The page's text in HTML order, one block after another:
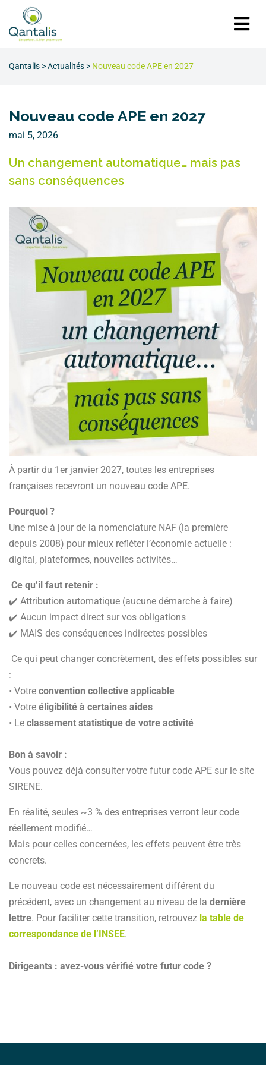
Qantalis >Actualités > Nouveau code APE en 2027
Nouveau code APE en 2027
mai 5, 2026
Un changement automatique… mais pas
sans conséquences
À partir du 1er janvier 2027, toutes les entreprises
françaises recevront un nouveau code APE.
Pourquoi ?
Une mise à jour de la nomenclature NAF (la première
depuis 2008) pour mieux refléter l’économie actuelle :
digital, plateformes, nouvelles activités…
Ce qu’il faut retenir :
✔️ Attribution automatique (aucune démarche à faire)
✔️ Aucun impact direct sur vos obligations
✔️ MAIS des conséquences indirectes possibles
Ce qui peut changer concrètement, des effets possibles sur
:
• Votre convention collective applicable
• Votre éligibilité à certaines aides
• Le classement statistique de votre activité
Bon à savoir :
Vous pouvez déjà consulter votre futur code APE sur le site
SIRENE.
En réalité, seules ~3 % des entreprises verront leur code
réellement modifié…
Mais pour celles concernées, les effets peuvent être très
concrets.
Le nouveau code est nécessairement différent du
précédent, avec un changement au niveau de la dernière
lettre. Pour faciliter cette transition, retrouvez la table de
correspondance de l’INSEE.
Dirigeants : avez-vous vérifié votre futur code ?